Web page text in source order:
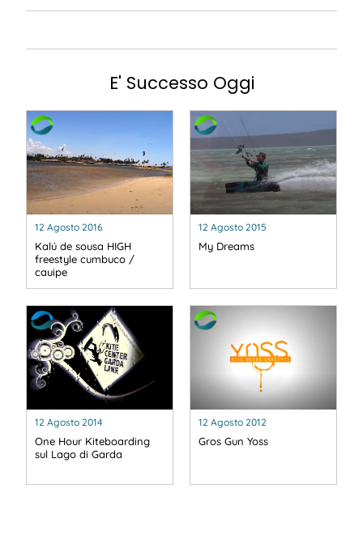
E' Successo Oggi
12 Agosto 2016
Kalú de sousa HIGH
freestyle cumbuco /
cauipe
12 Agosto 2015
My Dreams
12 Agosto 2014
One Hour Kiteboarding
sul Lago di Garda
12 Agosto 2012
Gros Gun Yoss